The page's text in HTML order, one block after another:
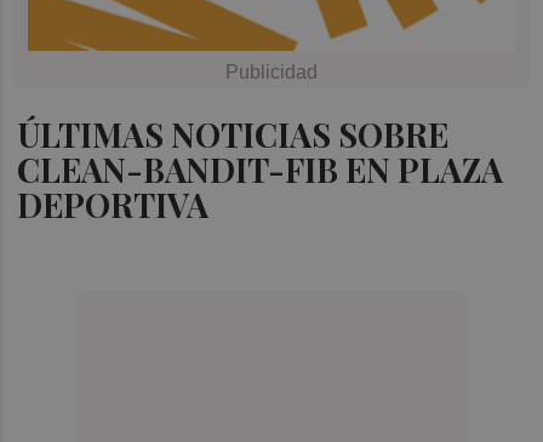
ÚLTIMAS NOTICIAS SOBRE
CLEAN-BANDIT-FIB EN PLAZA
DEPORTIVA